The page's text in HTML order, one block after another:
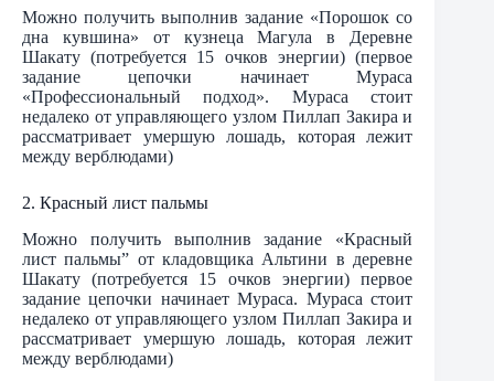
Можно получить выполнив задание «Порошок со
дна кувшина» от кузнеца Магула в Деревне
Шакату (потребуется 15 очков энергии) (первое
задание цепочки начинает Мураса
«Профессиональный подход». Мураса стоит
недалеко от управляющего узлом Пиллап Закира и
рассматривает умершую лошадь, которая лежит
между верблюдами)
2. Красный лист пальмы
Можно получить выполнив задание «Красный
лист пальмы” от кладовщика Альтини в деревне
Шакату (потребуется 15 очков энергии) первое
задание цепочки начинает Мураса. Мураса стоит
недалеко от управляющего узлом Пиллап Закира и
рассматривает умершую лошадь, которая лежит
между верблюдами)